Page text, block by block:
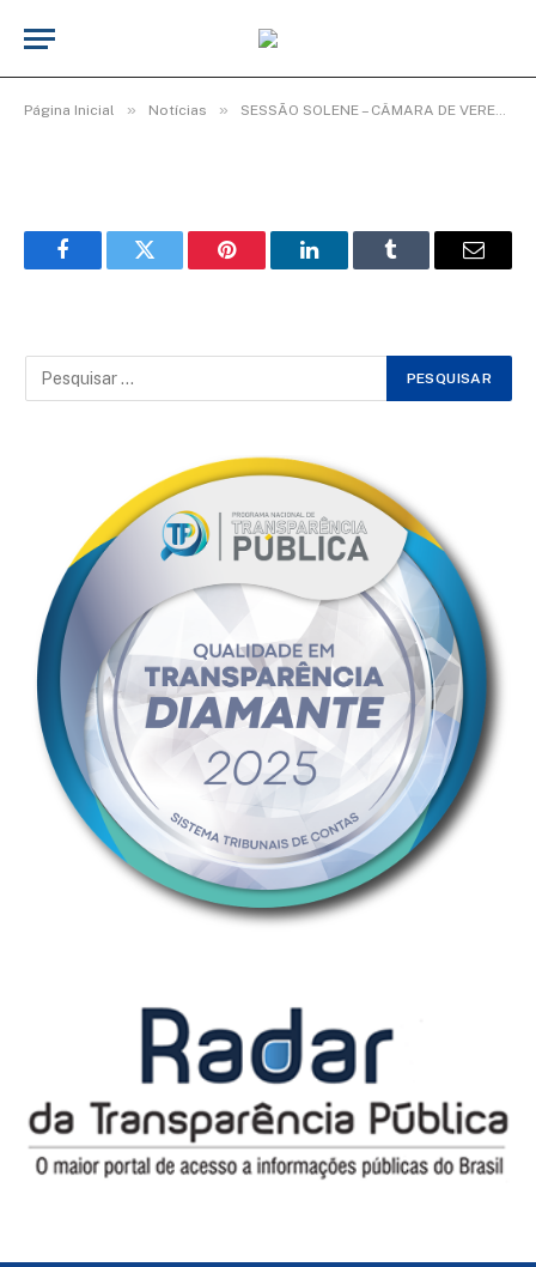
Página Inicial » Notícias » SESSÃO SOLENE – CÂMARA DE VEREADORES ENCERRA ANO LEGISLATIVO COM HOMENAGENS.
08.35.09 (1)
FacebookTwitter Pinterest LinkedInTumblr Email